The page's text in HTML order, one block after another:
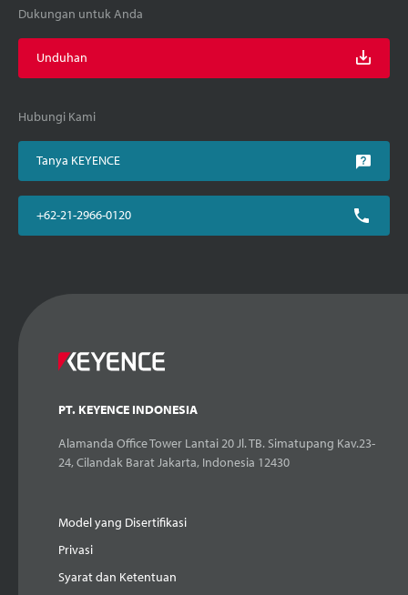
Dukungan untuk Anda
Unduhan
Hubungi Kami
Tanya KEYENCE
+62-21-2966-0120
PT. KEYENCE INDONESIA
Alamanda Office Tower Lantai 20 Jl. TB. Simatupang Kav.23-
24, Cilandak Barat Jakarta, Indonesia 12430
Model yang Disertifikasi
Privasi
Syarat dan Ketentuan